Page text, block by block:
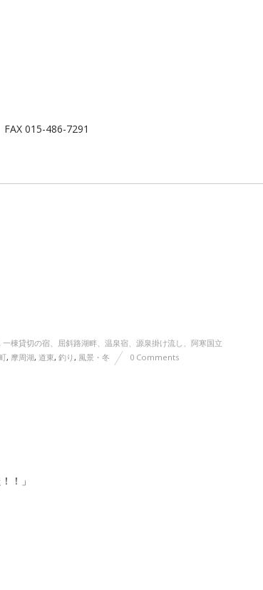
015-486-7291
一棟貸切の宿、屈斜路湖畔、温泉宿、源泉掛け流し、阿寒国立
, 摩周湖, 道東, 釣り , 風景・冬 0 Comments
！」